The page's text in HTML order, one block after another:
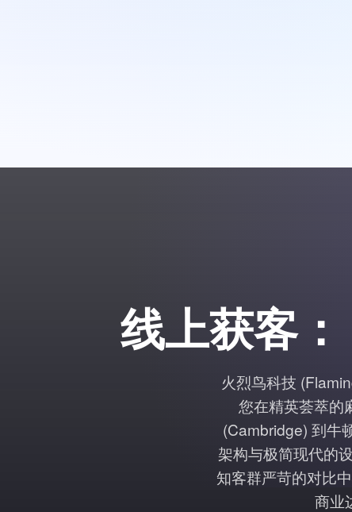
线上获客：
火烈鸟科技
您在精英荟萃的
(Cambridge) 到牛
架构与极简现代的
知客群严苛的对比
商业